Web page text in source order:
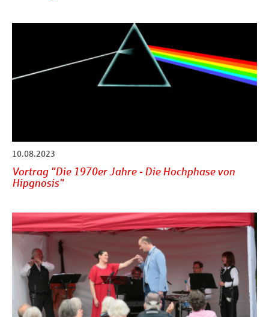
10.08.2023
Vortrag "Die 1970er Jahre - Die Hochphase von
Hipgnosis"